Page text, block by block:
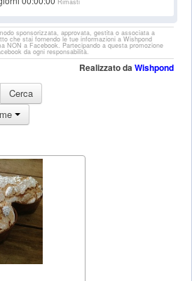
sponsorizzata, approvata, gestita o associata a
che stai fornendo le tue informazioni a Wishpond
NON a Facebook. Partecipando a questa promozione
da ogni responsabilità.
Realizzato daWishpond
Cerca